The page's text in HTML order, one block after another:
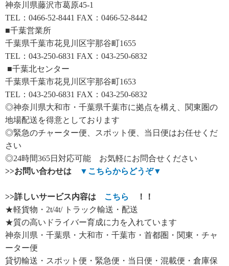
神奈川県藤沢市葛原45-1
TEL：0466-52-8441 FAX：0466-52-8442
■千葉営業所
千葉県千葉市花見川区宇那谷町1655
TEL：043-250-6831 FAX：043-250-6832
■千葉北センター
千葉県千葉市花見川区宇那谷町1653
TEL：043-250-6831 FAX：043-250-6832
◎神奈川県大和市・千葉県千葉市に拠点を構え、関東圏の
地場配送を得意としております
◎緊急のチャーター便、スポット便、当日便はお任せくだ
さい
◎24時間365日対応可能 お気軽にお問合せください
>>お問い合わせは ▼ こちらからどうぞ▼
>>詳しいサービス内容は こちら
！！
★軽貨物・2t/4t/ トラック輸送・配送
★質の高いドライバー育成に力を入れています
神奈川県・千葉県・大和市・千葉市・首都圏・関東・チャ
ーター便
貸切輸送・スポット便・緊急便・当日便・混載便・倉庫保